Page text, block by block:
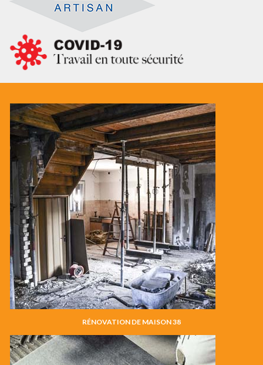
RÉNOVATION DE MAISON 38